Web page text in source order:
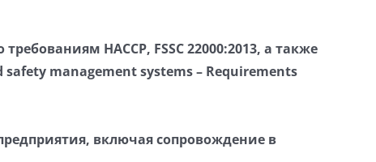
HACCP, FSSC 22000:2013, а также
management systems – Requirements
включая сопровождение в